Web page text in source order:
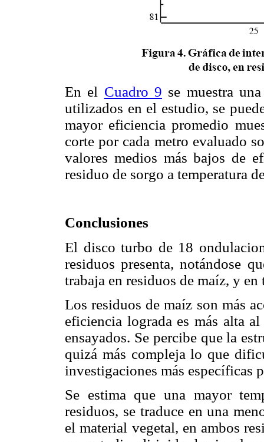
En el Cuadro 9 se muestra
utilizados en el estudio, se
mayor eficiencia promedio
corte por cada metro evaluado
valores medios más bajos de
residuo de sorgo a temperatura
Conclusiones
El disco turbo de 18
residuos presenta, notándose
trabaja en residuos de maíz, y
Los residuos de maíz son más
eficiencia lograda es más alta
ensayados. Se percibe que la
quizá más compleja lo que
investigaciones más específicas
Se estima que una mayor
residuos, se traduce en una
el material vegetal, en ambos